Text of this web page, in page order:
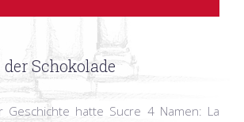
Schokolade
Geschichte hatte Sucre 4 Namen: La